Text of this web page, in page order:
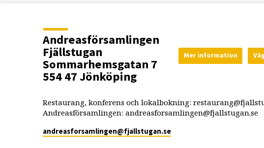
Andreasförsamlingen
Fjällstugan
Sommarhemsgatan 7
554 47 Jönköping
Mer information
Restaurang, konferens och lokalbokning:
Andreasförsamlingen: andreasforsamlingen@fjallstugan.se
andreasforsamlingen​@fjallstugan.se